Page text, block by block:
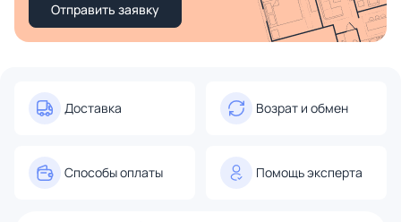
Отправить заявку
Доставка Возрат и обмен
Способы оплаты Помощь эксперта